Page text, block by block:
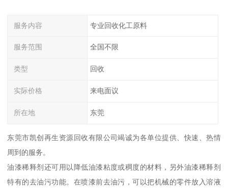
服务内容 专业回收化工原料
服务范围 全国不限
类型 回收
实际价格 来电面议
所在地 东莞
东莞市凯创再生资源回收有限公司竭诚为各单位提供、快速、热情
周到的服务。
油漆稀释剂还可用以降低油漆粘度或稠度的材料，另外油漆稀释剂
特有的去油污功能。在喷漆前去油污，可以把机械的零件放入溶液